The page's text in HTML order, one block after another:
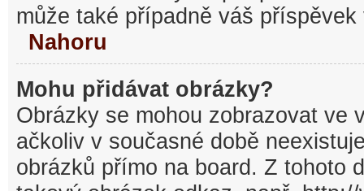
může také případně váš
Nahoru
Mohu přidávat obrázky?
Obrázky se mohou zobrazovat ve
ačkoliv v současné době
obrázků přímo na board. Z tohoto